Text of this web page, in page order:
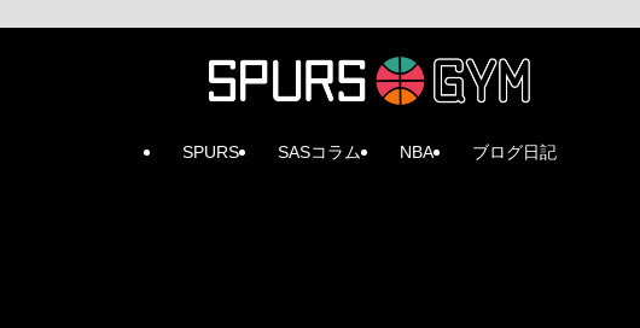
SPURS SASコラム NBA ブログ日記